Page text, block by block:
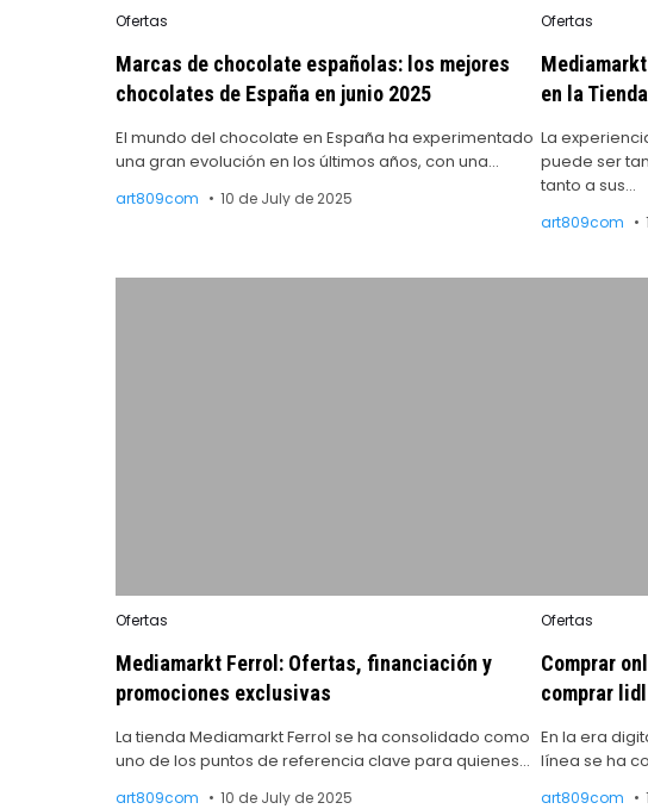
Posted
Ofertas
Marcas de chocolate españolas: los mejores
chocolates de España en junio 2025
El mundo del chocolate en España ha experimentado
una gran evolución en los últimos años, con una…
art809com 10 de July de 2025
Posted
Ofertas
en la
La
puede ser
tanto a sus…
art809com
Posted
Ofertas
Mediamarkt Ferrol: Ofertas, financiación y
promociones exclusivas
La tienda Mediamarkt Ferrol se ha consolidado como
uno de los puntos de referencia clave para quienes…
art809com 10 de July de 2025
Posted
Ofertas
Comprar
comprar
En la era
línea se ha
art809com